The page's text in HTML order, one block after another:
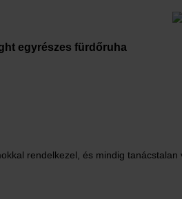
egyrészes fürdőruha
rendelkezel, és mindig tanácstalan